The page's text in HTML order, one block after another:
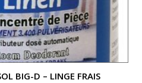
BIG-D – LINGE FRAIS